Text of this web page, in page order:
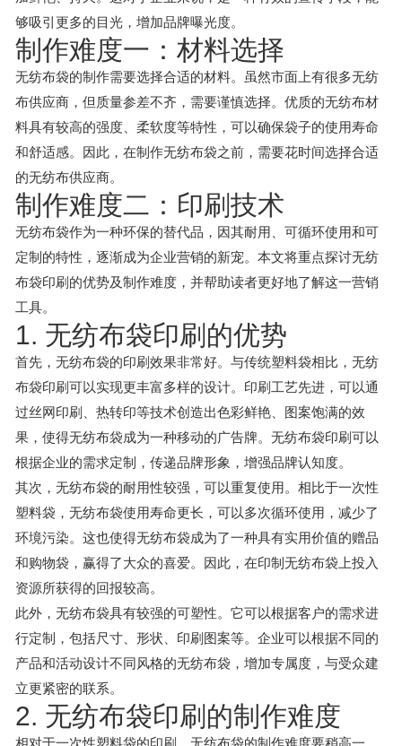
够吸引更多的目光，增加品牌曝光度。
制作难度一：材料选择
无纺布袋的制作需要选择合适的材料。虽然市面上有很多无纺
布供应商，但质量参差不齐，需要谨慎选择。优质的无纺布材
料具有较高的强度、柔软度等特性，可以确保袋子的使用寿命
和舒适感。因此，在制作无纺布袋之前，需要花时间选择合适
的无纺布供应商。
制作难度二：印刷技术
无纺布袋作为一种环保的替代品，因其耐用、可循环使用和可
定制的特性，逐渐成为企业营销的新宠。本文将重点探讨无纺
布袋印刷的优势及制作难度，并帮助读者更好地了解这一营销
工具。
1. 无纺布袋印刷的优势
首先，无纺布袋的印刷效果非常好。与传统塑料袋相比，无纺
布袋印刷可以实现更丰富多样的设计。印刷工艺先进，可以通
过丝网印刷、热转印等技术创造出色彩鲜艳、图案饱满的效
果，使得无纺布袋成为一种移动的广告牌。无纺布袋印刷可以
根据企业的需求定制，传递品牌形象，增强品牌认知度。
其次，无纺布袋的耐用性较强，可以重复使用。相比于一次性
塑料袋，无纺布袋使用寿命更长，可以多次循环使用，减少了
环境污染。这也使得无纺布袋成为了一种具有实用价值的赠品
和购物袋，赢得了大众的喜爱。因此，在印制无纺布袋上投入
资源所获得的回报较高。
此外，无纺布袋具有较强的可塑性。它可以根据客户的需求进
行定制，包括尺寸、形状、印刷图案等。企业可以根据不同的
产品和活动设计不同风格的无纺布袋，增加专属度，与受众建
立更紧密的联系。
2. 无纺布袋印刷的制作难度
相对于一次性塑料袋的印刷，无纺布袋的制作难度要稍高一